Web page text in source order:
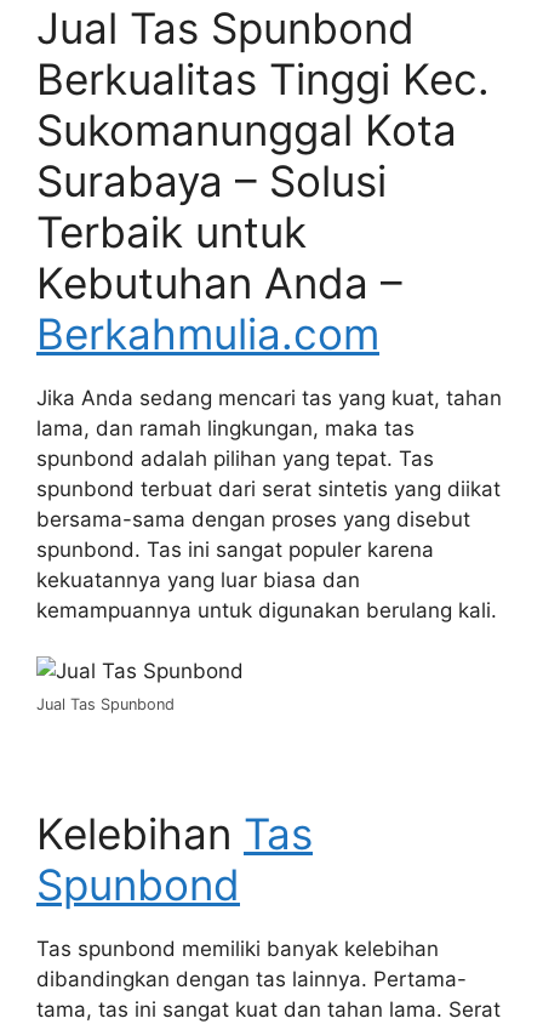
Jual Tas Spunbond
Berkualitas Tinggi Kec.
Sukomanunggal Kota
Surabaya – Solusi
Terbaik untuk
Kebutuhan Anda –
Berkahmulia.com
Jika Anda sedang mencari tas yang kuat, tahan
lama, dan ramah lingkungan, maka tas
spunbond adalah pilihan yang tepat. Tas
spunbond terbuat dari serat sintetis yang diikat
bersama-sama dengan proses yang disebut
spunbond. Tas ini sangat populer karena
kekuatannya yang luar biasa dan
kemampuannya untuk digunakan berulang kali.
Jual Tas Spunbond
Kelebihan Tas
Spunbond
Tas spunbond memiliki banyak kelebihan
dibandingkan dengan tas lainnya. Pertama-
tama, tas ini sangat kuat dan tahan lama. Serat